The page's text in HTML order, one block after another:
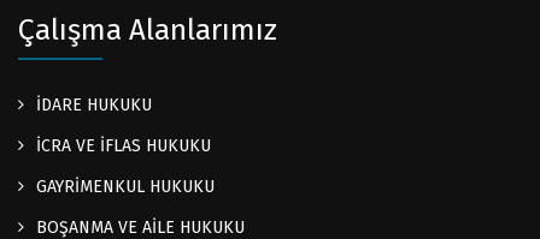
Çalışma Alanlarımız
İDARE HUKUKU
İCRA VE İFLAS HUKUKU
GAYRİMENKUL HUKUKU
BOŞANMA VE AİLE HUKUKU